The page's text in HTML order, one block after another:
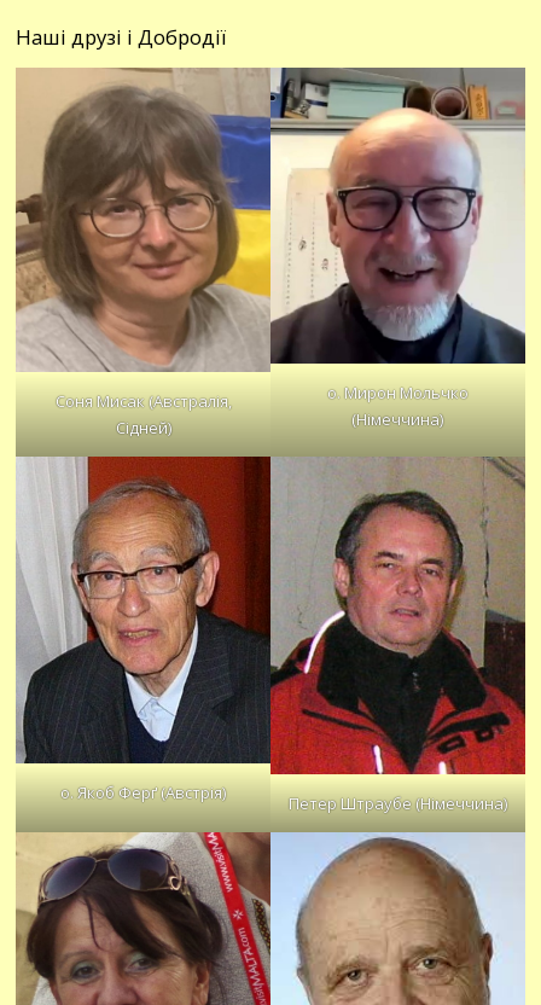
Наші друзі і Добродії
Соня Мисак (Австралія,
Сідней)
о. Мирон Мольчко
(Німеччина)
о. Якоб Ферґ (Австрія) Петер Штраубе (Німеччина)